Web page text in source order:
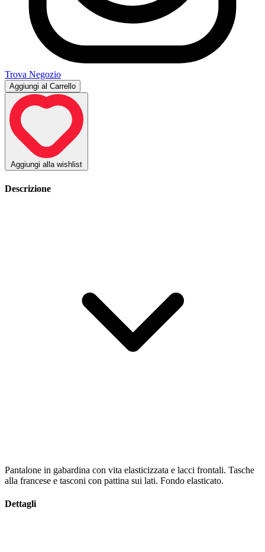
Trova Negozio
Aggiungi al Carrello
Aggiungi alla wishlist
Descrizione
Pantalone in gabardina con vita elasticizzata e lacci frontali. Tasche
alla francese e tasconi con pattina sui lati. Fondo elasticato.
Dettagli